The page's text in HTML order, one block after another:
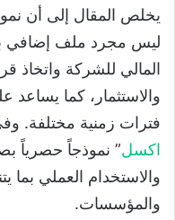
يخلص المقال إلى أن
ليس مجرد ملف إضافي
المالي للشركة واتخاذ
والاستثمار، كما يساعد
فترات زمنية مختلفة.
اكسل” نموذجاً حصرياً
والاستخدام العملي بما
والمؤسسات.